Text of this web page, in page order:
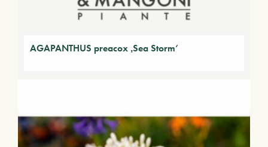
AGAPANTHUS preacox ‚Sea Storm‘